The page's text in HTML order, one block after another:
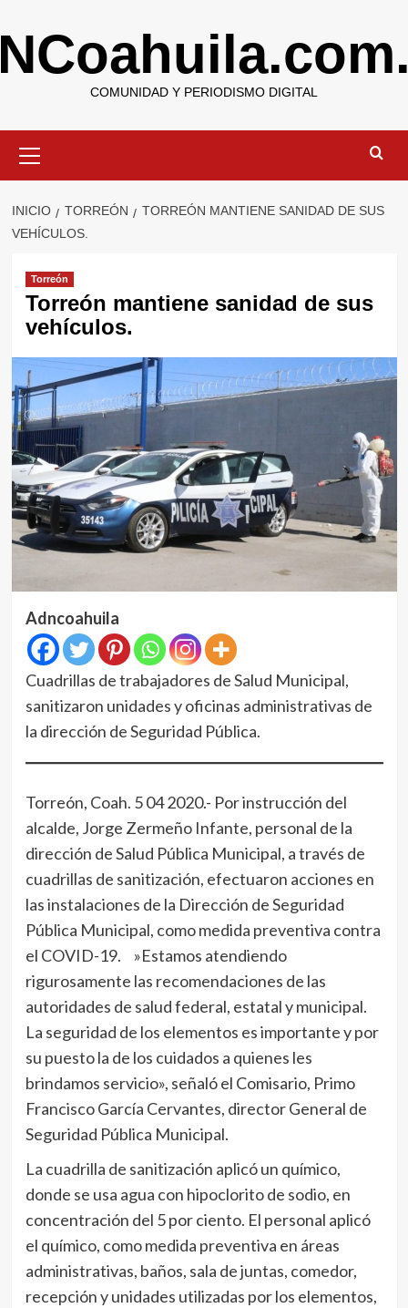
al
contenido
COMUNIDAD Y PERIODISMO DIGITAL
primario
INICIO TORREÓN
TORREÓN MANTIENE SANIDAD DE SUS
VEHÍCULOS.
Torreón
Torreón mantiene sanidad de sus
vehículos.
Adncoahuila
Cuadrillas de trabajadores de Salud Municipal,
sanitizaron unidades y oficinas administrativas de
la dirección de Seguridad Pública.
Torreón, Coah. 5 04 2020.- Por instrucción del
alcalde, Jorge Zermeño Infante, personal de la
dirección de Salud Pública Municipal, a través de
cuadrillas de sanitización, efectuaron acciones en
las instalaciones de la Dirección de Seguridad
Pública Municipal, como medida preventiva contra
el COVID-19. »Estamos atendiendo
rigurosamente las recomendaciones de las
autoridades de salud federal, estatal y municipal.
La seguridad de los elementos es importante y por
su puesto la de los cuidados a quienes les
brindamos servicio», señaló el Comisario, Primo
Francisco García Cervantes, director General de
Seguridad Pública Municipal.
La cuadrilla de sanitización aplicó un químico,
donde se usa agua con hipoclorito de sodio, en
concentración del 5 por ciento. El personal aplicó
el químico, como medida preventiva en áreas
administrativas, baños, sala de juntas, comedor,
recepción y unidades utilizadas por los elementos,